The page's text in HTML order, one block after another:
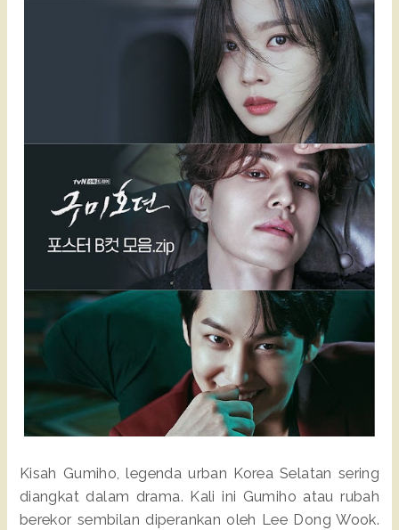
Kisah Gumiho, legenda urban Korea Selatan sering
diangkat dalam drama. Kali ini Gumiho atau rubah
berekor sembilan diperankan oleh Lee Dong Wook.